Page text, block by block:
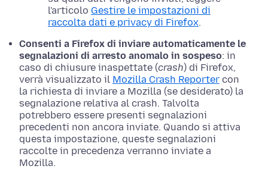
l'articolo Gestire le impostazioni di
raccolta dati e privacy di Firefox.
Consenti a Firefox di inviare automaticamente le
segnalazioni di arresto anomalo in sospeso: in
caso di chiusure inaspettate (crash) di Firefox,
verrà visualizzato il Mozilla Crash Reporter con
la richiesta di inviare a Mozilla (se desiderato) la
segnalazione relativa al crash. Talvolta
potrebbero essere presenti segnalazioni
precedenti non ancora inviate. Quando si attiva
questa impostazione, queste segnalazioni
raccolte in precedenza verranno inviate a
Mozilla.